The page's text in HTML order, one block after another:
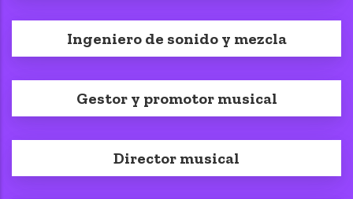
Ingeniero de sonido y mezcla
Gestor y promotor musical
Director musical